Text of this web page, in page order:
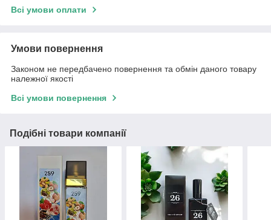
Всі умови оплати
Умови повернення
Законом не передбачено повернення та обмін даного товару
належної якості
Всі умови повернення
Подібні товари компанії